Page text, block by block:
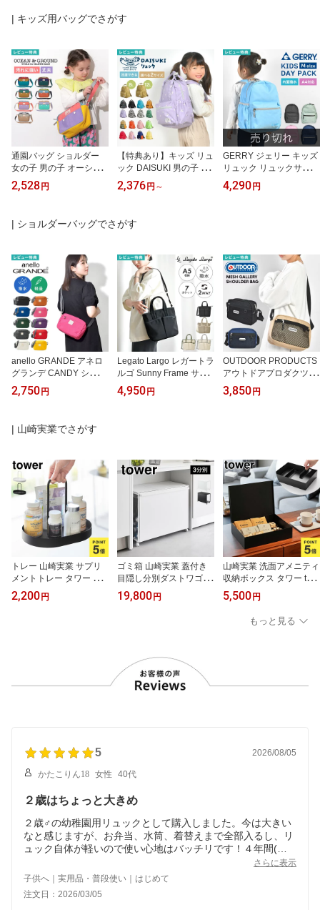
バー 手開き 小学生 キッ
ズ 大人 女の子 紫外線 熱
雨具 レイングッズ かわ
いい
調節 ストラップ付き 小
さい 持ち運び 通勤 通学
熱中症対策 かわいい キ
ャラクター
ラップ フリル かわいい
| キッズ用バッグでさがす
通園バッグ ショルダー
女の子 男の子 オーシャ
ンアンドグラウンド OC
EAN＆GROUND MULTI
グ 斜めがけ キッズ 子供
準備 かわいい おしゃれ
カラフル 幼稚園バッグ
キッズショルダー お出か
けバッグ
2,528円
【特典あり】キッズ リュ
ック DAISUKI 男の子 保
育園 女の子 小学生 子供
BREEZE ブリーズ リュ
える 軽い 丈夫 かわいい
ち手 名前タグ ポケット
無地 柄物 子ども 小学校
低学年 FO エフオー
2,376円 ～
GERRY ジェリー キッズ
リュック リュックサック
子供 13L ブランド 5841
1 女の子 男の子 小学生
通園 遠足 学童 バッグ シ
ンプル おしゃれ 無地
4,290円
| ショルダーバッグでさがす
anello GRANDE アネロ
グランデ CANDY ショル
ダーバッグ ミニ ミニシ
ョルダーバッグ レディー
斜め掛けバッグ ペットボ
推し活 ブラック 黒 グレ
ー アイボリー 赤 ピンク
黄色 パープル 青 緑 オレ
ンジ
2,750円
Legato Largo レガートラ
ルゴ Sunny Frame サニ
ーフレーム ショルダーバ
ッグ トートバッグ 2way
大人 ブランド ブラック
グレー ベージュ オリー
ブ シンプル おしゃれ 可
愛い
4,950円
OUTDOOR PRODUCTS
アウトドアプロダクツ シ
ョルダーバッグ メンズ
レディース コンパクト
入る 横型 鞄 シンプル ブ
ランド 無地 大人 キッズ
黒 ブラック ベージュ ネ
イビー
3,850円
| 山崎実業でさがす
トレー 山崎実業 サプリ
メントトレー タワー ハ
ンドル付き tower 公式 1
1036 11037 ホワイト ブ
プル おしゃれ 北欧 便利
2,200円
ゴミ箱 山崎実業 蓋付き
目隠し分別ダストワゴン
45L3分別 タワー tower 1
822 1823 ダストボック
納 瓶 缶 ペットボトル プ
ラスチック 隠せる 袋が
見えない おしゃれ
19,800円
山崎実業 洗面アメニティ
収納ボックス タワー tow
er 11018 11019 公式 正
規品 ホワイト ブラック
収納ボックス 収納ケース
棚 蓋付き ふた付き トレ
ル おしゃれ 高級感 北欧
5,500円
もっと見る
5 2026/08/05
かたこりん18 女性 40代
２歳はちょっと大きめ
２歳♂の幼稚園用リュックとして購入しました。今は大きい
なと感じますが、お弁当、水筒、着替えまで全部入るし、リ
ュック自体が軽いので使い心地はバッチリです！４年間(も
さらに表示
子供へ｜実用品・普段使い｜はじめて
注文日：2026/03/05